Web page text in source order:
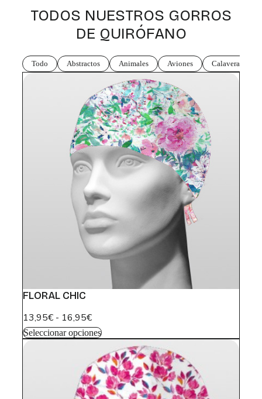
TODOS NUESTROS GORROS
DE QUIRÓFANO
Abstractos Animales Aviones Calaveras
Todo
FLORAL CHIC
13,95€ - 16,95€R
a
n
o
d
e
Seleccionar opcionesE
s
t
e
p
r
o